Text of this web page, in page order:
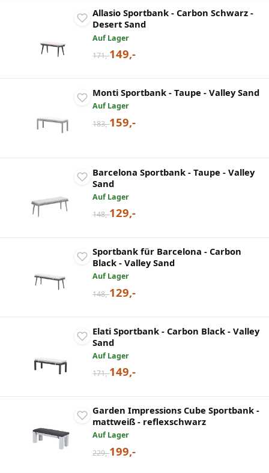
Allasio Sportbank - Carbon Schwarz -
Desert Sand
Auf Lager
171,-149,-
Monti Sportbank - Taupe - Valley Sand
Auf Lager
183,-159,-
Barcelona Sportbank - Taupe - Valley
Sand
Auf Lager
148,-129,-
Sportbank für Barcelona - Carbon
Black - Valley Sand
Auf Lager
148,-129,-
Elati Sportbank - Carbon Black - Valley
Sand
Auf Lager
171,-149,-
Garden Impressions Cube Sportbank -
mattweiß - reflexschwarz
Auf Lager
229,-199,-